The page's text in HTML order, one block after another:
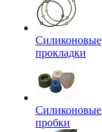
Силиконовые
прокладки
Силиконовые
пробки